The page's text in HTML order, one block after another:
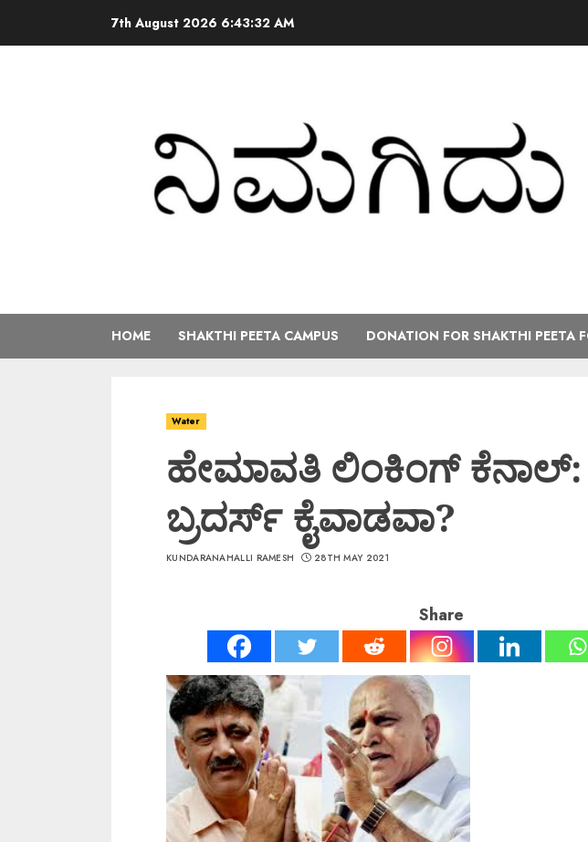
7th August 2026 6:43:33 AM
HOME SHAKTHI PEETA CAMPUS DONATION FOR SHAKTHI PEETA
Water
ಹೇಮಾವತಿ ಲಿಂಕಿಂಗ್
ಬ್ರದರ್ಸ್ ಕೈವಾಡವಾ?
KUNDARANAHALLI RAMESH 28TH MAY 2021
Share